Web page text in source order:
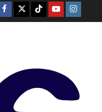
Facebook
TwitterTiktokYoutubeInstagram